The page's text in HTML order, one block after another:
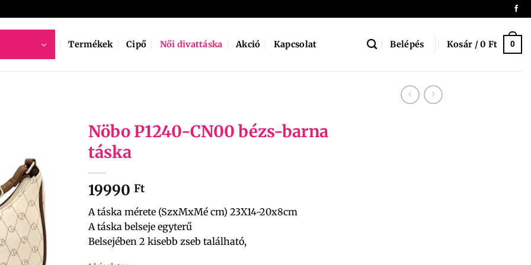
Termékek Cipő Női divattáska Akció Kapcsolat Belépés Kosár /0 Ft 0
Nöbo P1240-CN00 bézs-barna
táska
19990 Ft
A táska mérete (SzxMxMé cm) 23X14-20x8cm
A táska belseje egyterű
Belsejében 2 kisebb zseb található,